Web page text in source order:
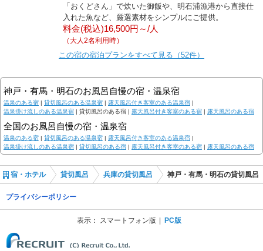
「おくどさん」で炊いた御飯や、明石浦漁港から直接仕
入れた魚など、厳選素材をシンプルにご提供。
料金(税込)16,500円～/人
（大人2名利用時）
この宿の宿泊プランをすべて見る（52件）
神戸・有馬・明石のお風呂自慢の宿・温泉宿
温泉のある宿 | 貸切風呂のある温泉宿 | 露天風呂付き客室のある温泉宿 |
温泉掛け流しのある温泉宿 | 貸切風呂のある宿 | 露天風呂付き客室のある宿 | 露天風呂のある宿
全国のお風呂自慢の宿・温泉宿
温泉のある宿 | 貸切風呂のある温泉宿 | 露天風呂付き客室のある温泉宿 |
温泉掛け流しのある温泉宿 | 貸切風呂のある宿 | 露天風呂付き客室のある宿 | 露天風呂のある宿
宿・ホテル 貸切風呂 兵庫の貸切風呂 神戸・有馬・明石の貸切風呂
プライバシーポリシー
表示： スマートフォン版 PC版